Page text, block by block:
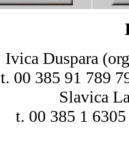
Ivica Duspara
t. 00 385 91 789
Slavica
t. 00 385 1